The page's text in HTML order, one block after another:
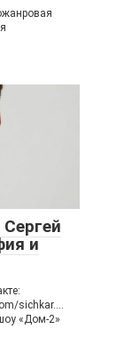
и
sichkar.…
«Дом-2»